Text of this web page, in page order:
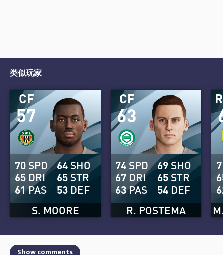
类似玩家
57
CF
S. MOORE
70 SPD
65 DRI
61PAS
64 SHO
65 STR
53 DEF
63
CF
R. POSTEMA
74 SPD
67 DRI
63PAS
69 SHO
65 STR
54 DEF
Show comments